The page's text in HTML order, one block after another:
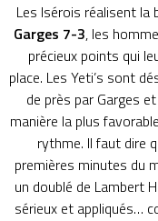
Les Isérois réalisent la
Garges 7-3, les
précieux points qui
place. Les Yeti’s sont
de près par Garges
manière la plus
rythme. Il faut dire
premières minutes du
un doublé de Lambert
sérieux et appliqués…